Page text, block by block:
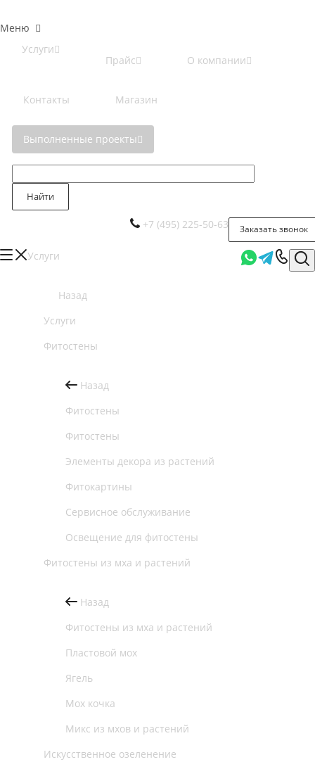
Меню
Услуги
Прайс
О компании
Контакты Магазин
Выполненные проекты
Найти
Заказать звонок
+7 (495) 225-50-63
Услуги
Назад
Услуги
Фитостены
Назад
Фитостены
Фитостены
Элементы декора из растений
Фитокартины
Сервисное обслуживание
Освещение для фитостены
Фитостены из мха и растений
Назад
Фитостены из мха и растений
Пластовой мох
Ягель
Мох кочка
Микс из мхов и растений
Искусственное озеленение